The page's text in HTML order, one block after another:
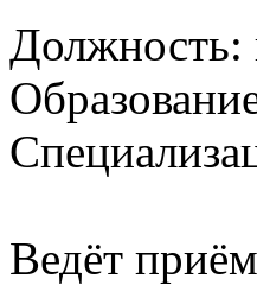
Должность:
Ведёт